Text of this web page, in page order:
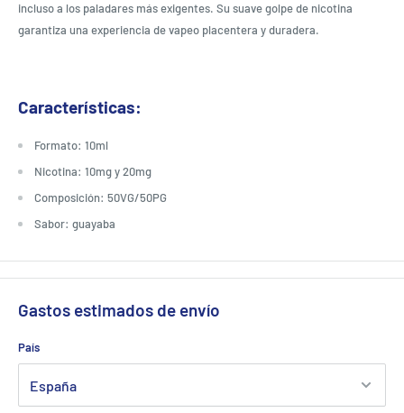
incluso a los paladares más exigentes. Su suave golpe de nicotina
garantiza una experiencia de vapeo placentera y duradera.
Características:
Formato: 10ml
Nicotina: 10mg y 20mg
Composición: 50VG/50PG
Sabor: guayaba
Gastos estimados de envío
País